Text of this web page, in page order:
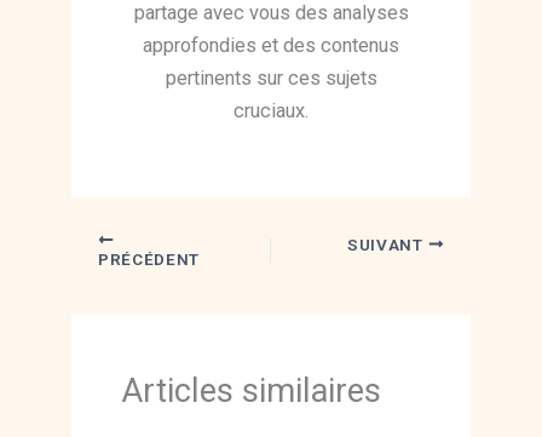
partage avec vous des analyses
approfondies et des contenus
pertinents sur ces sujets
cruciaux.
PRÉCÉDENT
SUIVANT
Articles similaires